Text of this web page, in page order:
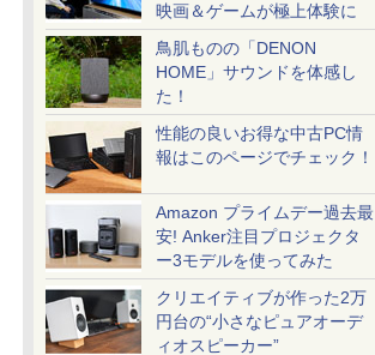
映画＆ゲームが極上体験に
鳥肌ものの「DENON
HOME」サウンドを体感し
た！
性能の良いお得な中古PC情
報はこのページでチェック！
Amazon プライムデー過去最
安! Anker注目プロジェクタ
ー3モデルを使ってみた
クリエイティブが作った2万
円台の“小さなピュアオーデ
ィオスピーカー”